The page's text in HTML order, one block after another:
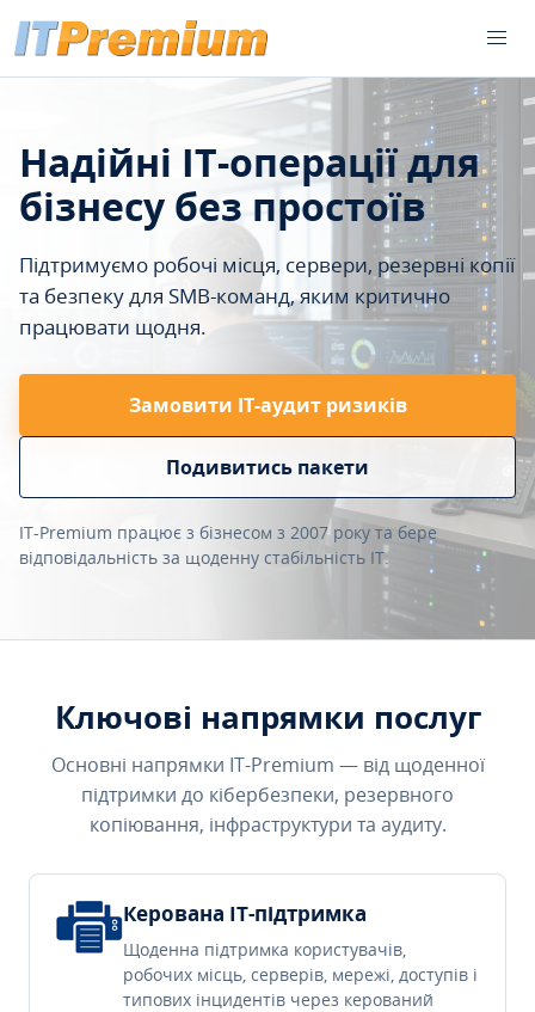
Надійні IT-операції для
бізнесу без простоїв
Підтримуємо робочі місця, сервери, резервні копії
та безпеку для SMB-команд, яким критично
працювати щодня.
Замовити ІТ-аудит ризиків
Подивитись пакети
IT-Premium працює з бізнесом з 2007 року та бере
відповідальність за щоденну стабільність IT.
Ключові напрямки послуг
Основні напрямки IT-Premium — від щоденної
підтримки до кібербезпеки, резервного
копіювання, інфраструктури та аудиту.
Керована IT-підтримка
Щоденна підтримка користувачів,
робочих місць, серверів, мережі, доступів і
типових інцидентів через керований